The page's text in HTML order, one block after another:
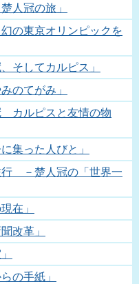
人冠の旅」
の東京オリンピックを
そしてカルピス」
のてがみ」
カルピスと友情の物
集った人びと」
行 －楚人冠の「世界一
在」
改革」
の手紙」